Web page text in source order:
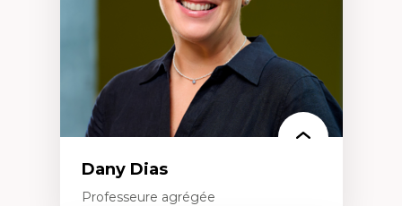
Théories de l’État
Dany Dias
Professeure agrégée